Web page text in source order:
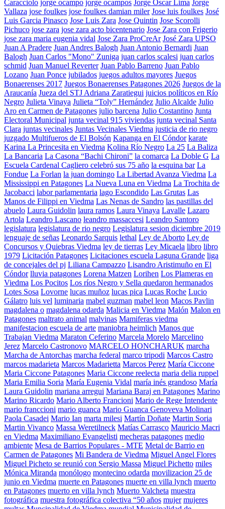
Caracciolo jorge ocampo jorge ocampos Jorge Oscar Lima Jorge
Vallaza jose foulkes jose foulkes damian miler Jose luis foulkes José
Luis Garcia Pinasco Jose Luis Zara Jose Quintin Jose Scorolli
Pichuco jose zara jose zara acto bicentenario Jose Zara con Frigerio
jose zara maria eugenia vidal Jose Zara ProCreAr José Zara UPSO
Juan A Pradere Juan Andres Balogh Juan Antonio Bernardi Juan
Balogh Juan Carlos "Mono" Zuniga juan carlos scalesi juan carlos
schmid Juan Manuel Reverter Juan Pablo Barreno Juan Pablo
Lozano Juan Ponce jubilados juegos adultos mayores Juegos
Bonaerenses 2017 Juegos Bonaerenses Patagones 2026 Juegos de la
Araucanía Jueza del STJ Adriana Zaratiegui juicios políticos en Río
Negro Julieta Vinaya Julieta “Toly” Hernández Julio Alcalde Julio
Aro en Carmen de Patagones julio barcena Julio Costantino Junta
Electoral Municipal junta vecinal 915 viviendas junta vecinal Santa
Clara juntas vecinales Juntas Vecinales Viedma justicia de rio negro
juzgado Multifueros de El Bolsón Kapanga en El Cóndor karate
Karina La Princesita en Viedma Kolina Río Negro La 25 La Baliza
La Bancaria La Casona “Bachi Chironi” la comarca La Doble G La
Escuela Cardenal Cagliero celebró sus 75 año la esquina bar La
Fondue La Forlan la juan domingo La Libertad Avanza Viedma La
Mississippi en Patagones La Nueva Luna en Viedma La Trochita de
Jacobacci labor parlamentaria lago Escondido Las Grutas Las
Manos de Filippi en Viedma Las Nenas de Sandro las pastillas del
abuelo Laura Guidolin laura ramos Laura Vinaya Lavalle Lazaro
Artola Leandro Lascano leandro massaccesi Leandro Santoro
legislatura legislatura de rio negro Legislatura sesion diciembre 2019
lenguaje de señas Leonardo Sarquis lethal Ley de Aborto Ley de
Concursos y Quiebras Viedma ley de tierras Ley Micaela libro libro
1979 Licitación Patagones Licitaciones escuela Laguna Grande liga
de concejales del pj Liliana Campazzo Lisandro Aristimuño en El
Cóndor lluvia patagones Lorena Matzen Lorihen Los Plameras en
Viedma Los Pocitos Los ríos Negro y Sella quedaron hermanados
Lotes Sosa Lovorne lucas muñoz lucas pica Lucas Roche Lucio
Gálatro luis vel luminaria mabel guzman mabel leon Macos Pavlin
magdalena o magdalena odarda Malicia en Viedma Malón Malon en
Patagones maltrato animal malvinas Mamiferas viedma
manifestacion escuela de arte maniobra heimlich Manos que
Trabajan Viedma Maraton Ceferino Marcela Morelo Marcelino
Jerez Marcelo Castronovo MARCELO HONCHARUK marcha
Marcha de Antorchas marcha federal marco tripodi Marcos Castro
marcos madarieta Marcos Madarietta Marcos Perez María Ciccone
Maria Ciccone Patagones Maria Ciccone reelecta maria delia ruppel
Maria Emilia Soria María Eugenia Vidal maría inés grandoso María
Laura Guidolin mariana arregui Mariana Baraj en Patagones Marino
Marino Ricardo Mario Alberto Francioni Mario de Rege Intendente
mario franccioni mario guanca Mario Guanca Genoveva Molinari
Paola Casadei Mario Ian marta milesi Martín Doñate Martin Soria
Martin Vivanco Massa Weretilneck Matías Carrasco Mauricio Macri
en Viedma Maximiliano Evangelisti mecheras patagones medio
ambiente Mesa de Barrios Populares - MTE Metal de Barrio en
Carmen de Patagones Mi Bandera de Viedma Miguel Angel Flores
Miguel Picheto se reunió con Sergio Massa Miguel Pichetto miles
Mónica Miranda monólogo montecino odarda movilizacion 25 de
junio en Viedma muerte en Patagones muerte en villa lynch muerto
en Patagones muerto en villa lynch Muerto Valcheta muestra
fotográfica muestra fotográfica colectiva “50 años mujer mujeres